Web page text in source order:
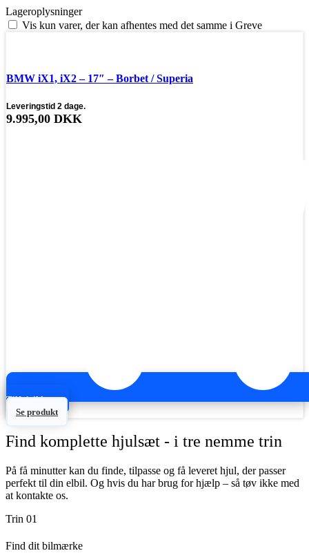
Lageroplysninger
Vis kun varer, der kan afhentes med det samme i Greve
BMW iX1, iX2 – 17″ – Borbet / Superia
Leveringstid 2 dage.
9.995,00 DKK
Tilføj til kurv
Se produkt
Find komplette hjulsæt - i tre nemme trin
På få minutter kan du finde, tilpasse og få leveret hjul, der passer
perfekt til din elbil. Og hvis du har brug for hjælp – så tøv ikke med
at kontakte os.
Trin 01
Find dit bilmærke